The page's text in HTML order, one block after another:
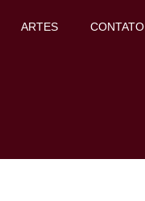
ARTES CONTATO